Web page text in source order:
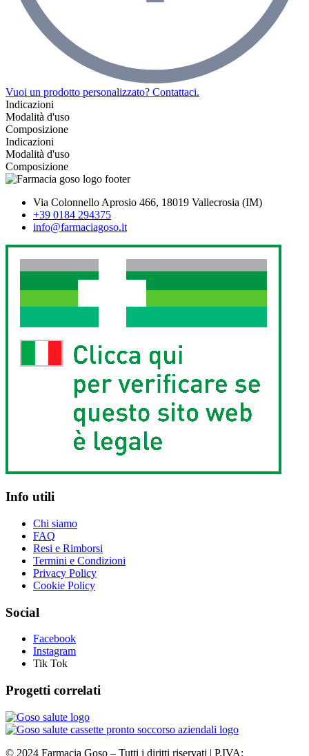
Vuoi un prodotto personalizzato? Contattaci.
Indicazioni
Modalità d'uso
Composizione
Indicazioni
Modalità d'uso
Composizione
Via Colonnello Aprosio 466, 18019 Vallecrosia (IM)
+39 0184 294375
info@farmaciagoso.it
Info utili
Chi siamo
FAQ
Resi e Rimborsi
Termini e Condizioni
Privacy Policy
Cookie Policy
Social
Facebook
Instagram
Tik Tok
Progetti correlati
© 2024 Farmacia Goso – Tutti i diritti riservati | P.IVA: